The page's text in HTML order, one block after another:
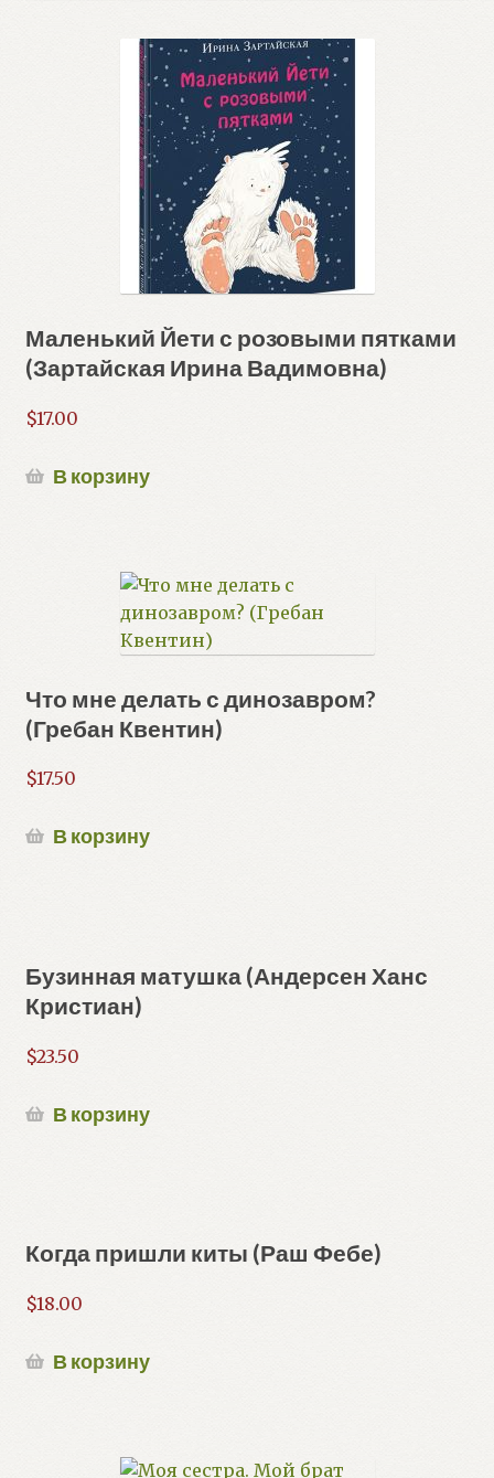
Маленький Йети с розовыми пятками
(Зартайская Ирина Вадимовна)
$17.00
В корзину
Что мне делать с динозавром?
(Гребан Квентин)
$17.50
В корзину
Бузинная матушка (Андерсен Ханс
Кристиан)
$23.50
В корзину
Когда пришли киты (Раш Фебе)
$18.00
В корзину